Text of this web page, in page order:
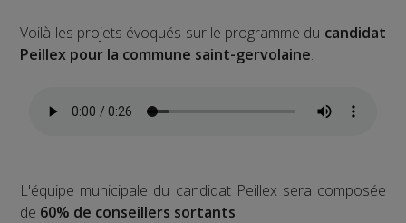
Voilà les projets évoqués sur le programme du candidat
Peillex pour la commune saint-gervolaine.
L'équipe municipale du candidat Peillex sera composée
de 60% de conseillers sortants.